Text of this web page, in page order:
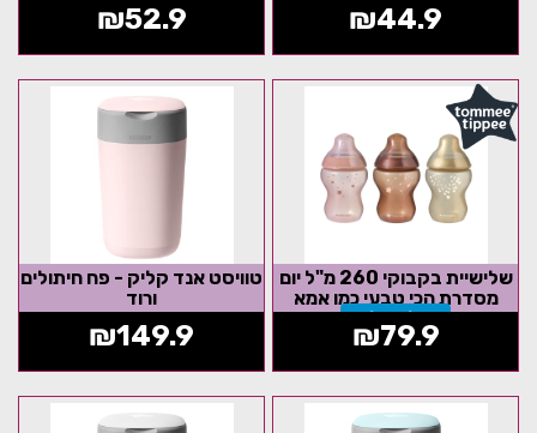
₪44.9
Cup - הדפס...
₪52.9
שלישיית בקבוקי 260 מ"ל יום
מסדרת הכי טבעי כמו אמא
אזל המלאי
₪79.9
טוויסט אנד קליק - פח חיתולים
ורוד
₪149.9